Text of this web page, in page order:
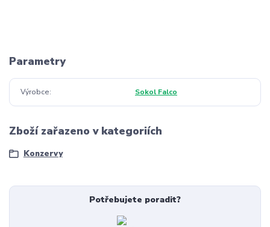
Parametry
Výrobce Sokol Falco
Zboží zařazeno v kategoriích
Konzervy
Potřebujete poradit?